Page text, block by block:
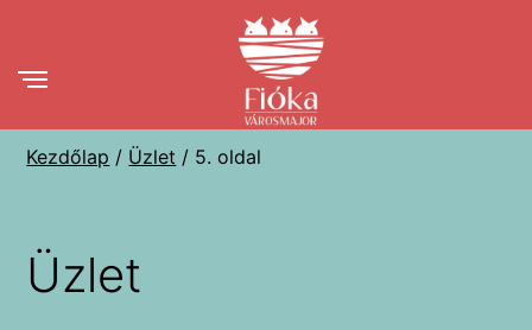
Kezdőlap / Üzlet / 5. oldal
Üzlet